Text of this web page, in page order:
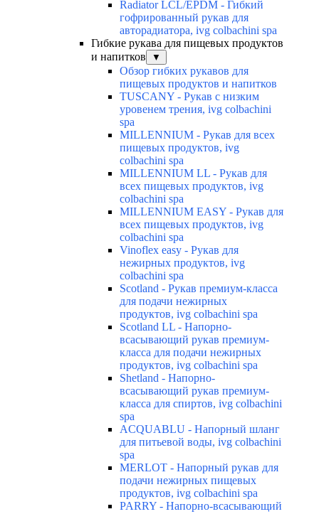
Radiator LCL/EPDM - Гибкий
гофрированный рукав для
авторадиатора, ivg colbachini spa
Гибкие рукава для пищевых продуктов
и напитков
▼
Обзор гибких рукавов для
пищевых продуктов и напитков
TUSCANY - Рукав с низким
уровенем трения, ivg colbachini
spa
MILLENNIUM - Рукав для всех
пищевых продуктов, ivg
colbachini spa
MILLENNIUM LL - Рукав для
всех пищевых продуктов, ivg
colbachini spa
MILLENNIUM EASY - Рукав для
всех пищевых продуктов, ivg
colbachini spa
Vinoflex easy - Рукав для
нежирных продуктов, ivg
colbachini spa
Scotland - Рукав премиум-класса
для подачи нежирных
продуктов, ivg colbachini spa
Scotland LL - Напорно-
всасывающий рукав премиум-
класса для подачи нежирных
продуктов, ivg colbachini spa
Shetland - Напорно-
всасывающий рукав премиум-
класса для спиртов, ivg colbachini
spa
ACQUABLU - Напорный шланг
для питьевой воды, ivg colbachini
spa
MERLOT - Напорный рукав для
подачи нежирных пищевых
продуктов, ivg colbachini spa
PARRY - Напорно-всасывающий